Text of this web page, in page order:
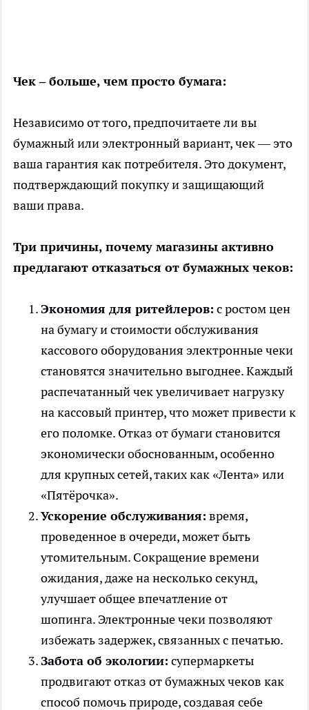
Чек – больше, чем просто бумага:
Независимо от того, предпочитаете ли вы
бумажный или электронный вариант, чек — это
ваша гарантия как потребителя. Это документ,
подтверждающий покупку и защищающий
ваши права.
Три причины, почему магазины активно
предлагают отказаться от бумажных чеков:
Экономия для ритейлеров: с ростом цен
на бумагу и стоимости обслуживания
кассового оборудования электронные чеки
становятся значительно выгоднее. Каждый
распечатанный чек увеличивает нагрузку
на кассовый принтер, что может привести к
его поломке. Отказ от бумаги становится
экономически обоснованным, особенно
для крупных сетей, таких как «Лента» или
«Пятёрочка».
Ускорение обслуживания: время,
проведенное в очереди, может быть
утомительным. Сокращение времени
ожидания, даже на несколько секунд,
улучшает общее впечатление от
шопинга. Электронные чеки позволяют
избежать задержек, связанных с печатью.
Забота об экологии: супермаркеты
продвигают отказ от бумажных чеков как
способ помочь природе, создавая себе